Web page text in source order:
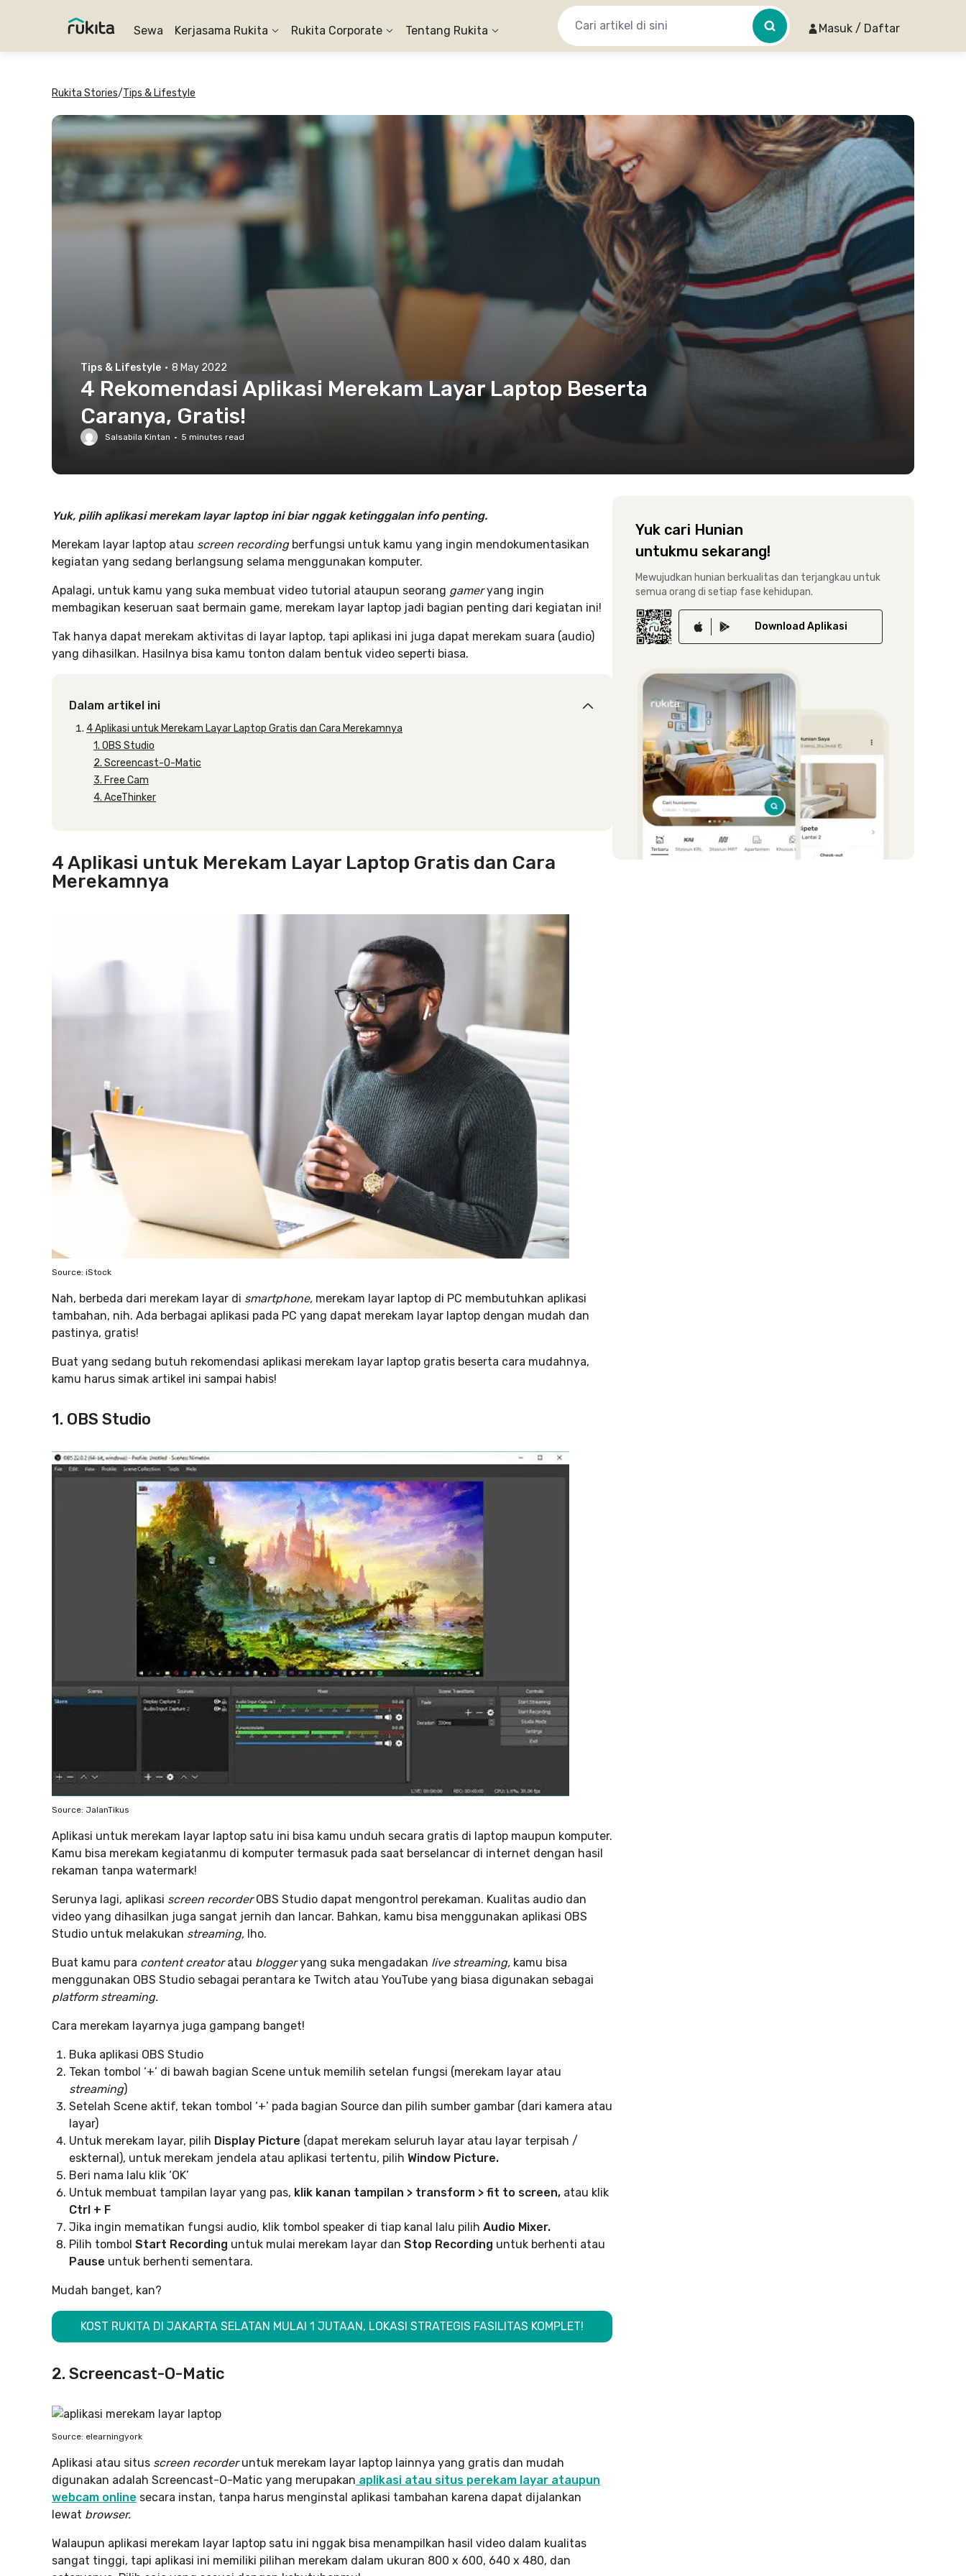
Sewa Kerjasama Rukita Rukita Corporate Tentang Rukita Masuk / Daftar
Rukita Stories/Tips & Lifestyle
Tips & Lifestyle · 8 May 2022
4 Rekomendasi Aplikasi Merekam Layar Laptop Beserta
Caranya, Gratis!
Salsabila Kintan · 5 minutes read
Yuk, pilih aplikasi merekam layar laptop ini biar nggak ketinggalan info penting.
Merekam layar laptop atau screen recording berfungsi untuk kamu yang ingin mendokumentasikan
kegiatan yang sedang berlangsung selama menggunakan komputer.
Apalagi, untuk kamu yang suka membuat video tutorial ataupun seorang gameryang ingin
membagikan keseruan saat bermain game, merekam layar laptop jadi bagian penting dari kegiatan ini!
Tak hanya dapat merekam aktivitas di layar laptop, tapi aplikasi ini juga dapat merekam suara (audio)
yang dihasilkan. Hasilnya bisa kamu tonton dalam bentuk video seperti biasa.
Dalam artikel ini
4 Aplikasi untuk Merekam Layar Laptop Gratis dan Cara Merekamnya
1. OBS Studio
2. Screencast-O-Matic
3. Free Cam
4. AceThinker
4 Aplikasi untuk Merekam Layar Laptop Gratis dan Cara
Merekamnya
Source: iStock
Nah, berbeda dari merekam layar di smartphone, merekam layar laptop di PC membutuhkan aplikasi
tambahan, nih. Ada berbagai aplikasi pada PC yang dapat merekam layar laptop dengan mudah dan
pastinya, gratis!
Buat yang sedang butuh rekomendasi aplikasi merekam layar laptop gratis beserta cara mudahnya,
kamu harus simak artikel ini sampai habis!
1. OBS Studio
Source: JalanTikus
Aplikasi untuk merekam layar laptop satu ini bisa kamu unduh secara gratis di laptop maupun komputer.
Kamu bisa merekam kegiatanmu di komputer termasuk pada saat berselancar di internet dengan hasil
rekaman tanpa watermark!
Serunya lagi, aplikasi screen recorderOBS Studio dapat mengontrol perekaman. Kualitas audio dan
video yang dihasilkan juga sangat jernih dan lancar. Bahkan, kamu bisa menggunakan aplikasi OBS
Studio untuk melakukan streaming, lho.
Buat kamu para content creatoratau bloggeryang suka mengadakan live streaming, kamu bisa
menggunakan OBS Studio sebagai perantara ke Twitch atau YouTube yang biasa digunakan sebagai
platform streaming.
Cara merekam layarnya juga gampang banget!
Buka aplikasi OBS Studio
Tekan tombol ‘+’ di bawah bagian Scene untuk memilih setelan fungsi (merekam layar atau
streaming)
Setelah Scene aktif, tekan tombol ‘+’ pada bagian Source dan pilih sumber gambar (dari kamera atau
layar)
Untuk merekam layar, pilih Display Picture (dapat merekam seluruh layar atau layar terpisah /
eskternal), untuk merekam jendela atau aplikasi tertentu, pilih Window Picture.
Beri nama lalu klik ‘OK’
Untuk membuat tampilan layar yang pas, klik kanan tampilan > transform > fit to screen, atau klik
Ctrl + F
Jika ingin mematikan fungsi audio, klik tombol speaker di tiap kanal lalu pilih Audio Mixer.
Pilih tombol Start Recording untuk mulai merekam layar dan Stop Recording untuk berhenti atau
Pause untuk berhenti sementara.
Mudah banget, kan?
KOST RUKITA DI JAKARTA SELATAN MULAI 1 JUTAAN, LOKASI STRATEGIS FASILITAS KOMPLET!
2. Screencast-O-Matic
Source: elearningyork
Aplikasi atau situs screen recorderuntuk merekam layar laptop lainnya yang gratis dan mudah
digunakan adalah Screencast-O-Matic yang merupakan aplikasi atau situs perekam layar ataupun
webcam online secara instan, tanpa harus menginstal aplikasi tambahan karena dapat dijalankan
lewat browser.
Walaupun aplikasi merekam layar laptop satu ini nggak bisa menampilkan hasil video dalam kualitas
sangat tinggi, tapi aplikasi ini memiliki pilihan merekam dalam ukuran 800 x 600, 640 x 480, dan
Yuk cari Hunian
untukmu sekarang!
Mewujudkan hunian berkualitas dan terjangkau untuk
semua orang di setiap fase kehidupan.
Download Aplikasi